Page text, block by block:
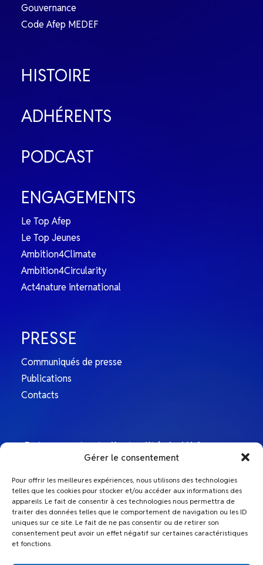
Gérer le consentement
Pour offrir les meilleures expériences, nous utilisons des technologies
telles que les cookies pour stocker et/ou accéder aux informations des
appareils. Le fait de consentir à ces technologies nous permettra de
traiter des données telles que le comportement de navigation ou les ID
uniques sur ce site. Le fait de ne pas consentir ou de retirer son
consentement peut avoir un effet négatif sur certaines caractéristiques
et fonctions.
Gouvernance
Code Afep MEDEF
HISTOIRE
ADHÉRENTS
PODCAST
ENGAGEMENTS
Le Top Afep
Le Top Jeunes
Ambition4Climate
Ambition4Circularity
Act4nature international
PRESSE
Communiqués de presse
Publications
Contacts
Retrouvez toute l’actualité de L’Afep sur
L'Afep
Le Top Afep